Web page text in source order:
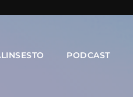
PODCAST